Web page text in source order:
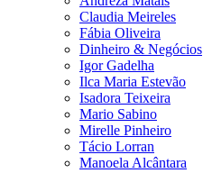
Claudia Meireles
Fábia Oliveira
Dinheiro & Negócios
Igor Gadelha
Ilca Maria Estevão
Isadora Teixeira
Mario Sabino
Mirelle Pinheiro
Tácio Lorran
Manoela Alcântara